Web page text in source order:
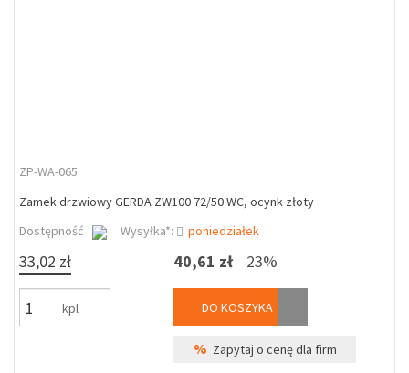
ZP-WA-065
Zamek drzwiowy GERDA ZW100 72/50 WC, ocynk złoty
Dostępność
Wysyłka*: poniedziałek
33,02 zł
kpl
40,61 zł 23%
DO KOSZYKA
% Zapytaj o cenę dla firm